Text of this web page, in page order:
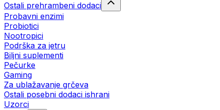
Ostali prehrambeni dodaci
Probavni enzimi
Probiotici
Nootropici
Podrška za jetru
Biljni suplementi
Pečurke
Gaming
Za ublažavanje grčeva
Ostali posebni dodaci ishrani
Uzorci